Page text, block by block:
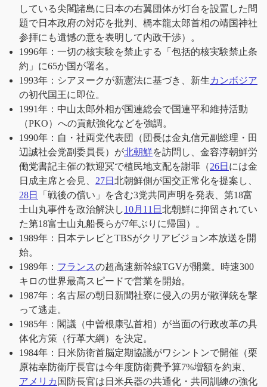
している尖閣諸島に日本の右翼団体が灯台を設置した問
題で日本政府の対応を批判、橋本龍太郎首相の靖国神社
参拝にも遺憾の意を表明して内政干渉）。
1996年：一切の核実験を禁止する「包括的核実験禁止条
約」に65か国が署名。
1993年：シアヌークが新憲法に基づき、新生カンボジア
の初代国王に即位。
1991年：中山太郎外相が国連総会で国連平和維持活動
（PKO）への貢献強化などを強調。
1990年：自・社両党代表団（団長は金丸信元副総理・田
辺誠社会党副委員長）が北朝鮮を訪問し、金容淳朝鮮労
働党書記主催の歓迎冥で植民地支配を謝罪（26日 には金
日成主席と会見、 27日 北朝鮮側が国交正常化を提案し、
28日
「戦後の償い」を含む3党共同声明を発表、第18富
士山丸事件を政治解決し10月11日 北朝鮮に抑留されてい
た第18富士山丸船長らが7年ぶりに帰国）。
1989年：日本テレビとTBSがクリアビジョン本放送を開
始。
1989年： フランスの超高速新幹線TGVが開業。時速300
キロの世界最高スピードで営業を開始。
1987年：名古屋の朝日新聞社寮に侵入の男が散弾銃を撃
って逃走。
1985年：閣議（中曽根康弘首相）が当面の行政改革の具
体化方策（行革大綱）を決定。
1984年：日米防衛首脳定期協議がワシントンで開催（栗
原祐幸防衛庁長官は今年度防衛費予算7%増額を約束、
アメリカ 国防長官は日米兵器の共通化・共同訓練の強化